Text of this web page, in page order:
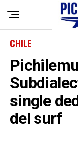
CHILE
single
del surf